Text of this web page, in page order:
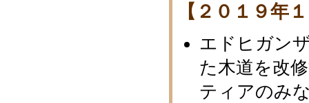
【２０１９年
エドヒガン
た木道を改
ティアのみ